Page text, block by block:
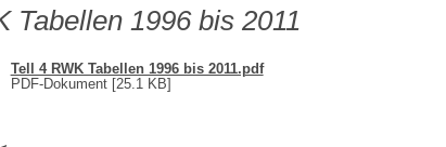
Tabellen 1996 bis 2011
Tell 4 RWK Tabellen 1996 bis 2011.pdf
PDF-Dokument [25.1 KB]